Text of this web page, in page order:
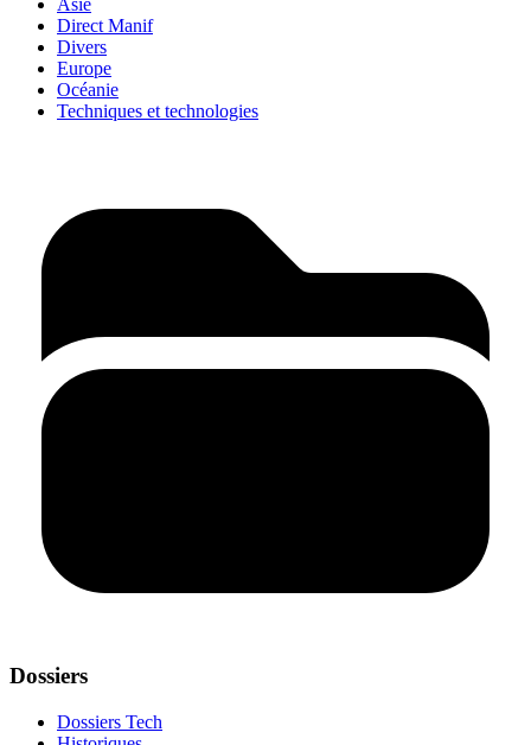
Asie
Direct Manif
Divers
Europe
Océanie
Techniques et technologies
Dossiers
Dossiers Tech